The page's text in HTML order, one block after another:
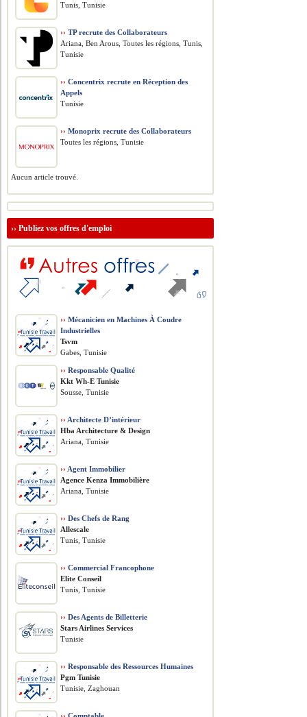
Tunis, Tunisie
›› TP recrute des Collaborateurs
Ariana, Ben Arous, Toutes les régions, Tunis,
Tunisie
›› Concentrix recrute en Réception des
Appels
Tunisie
›› Monoprix recrute des Collaborateurs
Toutes les régions, Tunisie
Aucun article trouvé.
››Publiez vos offres d'emploi
›› Mécanicien en Machines À Coudre
Industrielles
Tsvm
Gabes, Tunisie
›› Responsable Qualité
Kkt Wh-E Tunisie
Sousse, Tunisie
›› Architecte D’intérieur
Hba Architecture & Design
Ariana, Tunisie
›› Agent Immobilier
Agence Kenza Immobilière
Ariana, Tunisie
›› Des Chefs de Rang
Allescale
Tunis, Tunisie
›› Commercial Francophone
Elite Conseil
Tunis, Tunisie
›› Des Agents de Billetterie
Stars Airlines Services
Tunisie
›› Responsable des Ressources Humaines
Pgm Tunisie
Tunisie, Zaghouan